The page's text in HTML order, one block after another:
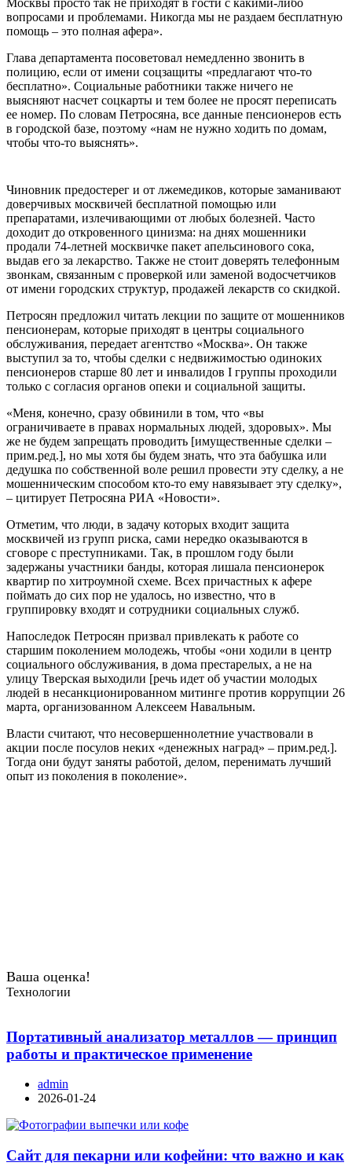
вопросами и проблемами. Никогда мы не раздаем бесплатную
помощь – это полная афера».
Глава департамента посоветовал немедленно звонить в
полицию, если от имени соцзащиты «предлагают что-то
бесплатно». Социальные работники также ничего не
выясняют насчет соцкарты и тем более не просят переписать
ее номер. По словам Петросяна, все данные пенсионеров есть
в городской базе, поэтому «нам не нужно ходить по домам,
чтобы что-то выяснять».
Чиновник предостерег и от лжемедиков, которые заманивают
доверчивых москвичей бесплатной помощью или
препаратами, излечивающими от любых болезней. Часто
доходит до откровенного цинизма: на днях мошенники
продали 74-летней москвичке пакет апельсинового сока,
выдав его за лекарство. Также не стоит доверять телефонным
звонкам, связанным с проверкой или заменой водосчетчиков
от имени городских структур, продажей лекарств со скидкой.
Петросян предложил читать лекции по защите от мошенников
пенсионерам, которые приходят в центры социального
обслуживания, передает агентство «Москва». Он также
выступил за то, чтобы сделки с недвижимостью одиноких
пенсионеров старше 80 лет и инвалидов I группы проходили
только с согласия органов опеки и социальной защиты.
«Меня, конечно, сразу обвинили в том, что «вы
ограничиваете в правах нормальных людей, здоровых». Мы
же не будем запрещать проводить [имущественные сделки –
прим.ред.], но мы хотя бы будем знать, что эта бабушка или
дедушка по собственной воле решил провести эту сделку, а не
мошенническим способом кто-то ему навязывает эту сделку»,
– цитирует Петросяна РИА «Новости».
Отметим, что люди, в задачу которых входит защита
москвичей из групп риска, сами нередко оказываются в
сговоре с преступниками. Так, в прошлом году были
задержаны участники банды, которая лишала пенсионерок
квартир по хитроумной схеме. Всех причастных к афере
поймать до сих пор не удалось, но известно, что в
группировку входят и сотрудники социальных служб.
Напоследок Петросян призвал привлекать к работе со
старшим поколением молодежь, чтобы «они ходили в центр
социального обслуживания, в дома престарелых, а не на
улицу Тверская выходили [речь идет об участии молодых
людей в несанкционированном митинге против коррупции 26
марта, организованном Алексеем Навальным.
Власти считают, что несовершеннолетние участвовали в
акции после посулов неких «денежных наград» – прим.ред.].
Тогда они будут заняты работой, делом, перенимать лучший
опыт из поколения в поколение».
Ваша оценка!
Технологии
Портативный анализатор металлов — принцип
работы и практическое применение
admin
2026-01-24
Сайт для пекарни или кофейни: что важно и как